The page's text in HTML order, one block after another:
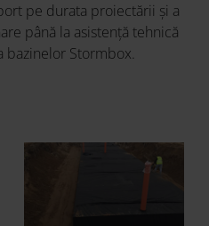
pe durata proiectării și a
până la asistență tehnică
bazinelor Stormbox.